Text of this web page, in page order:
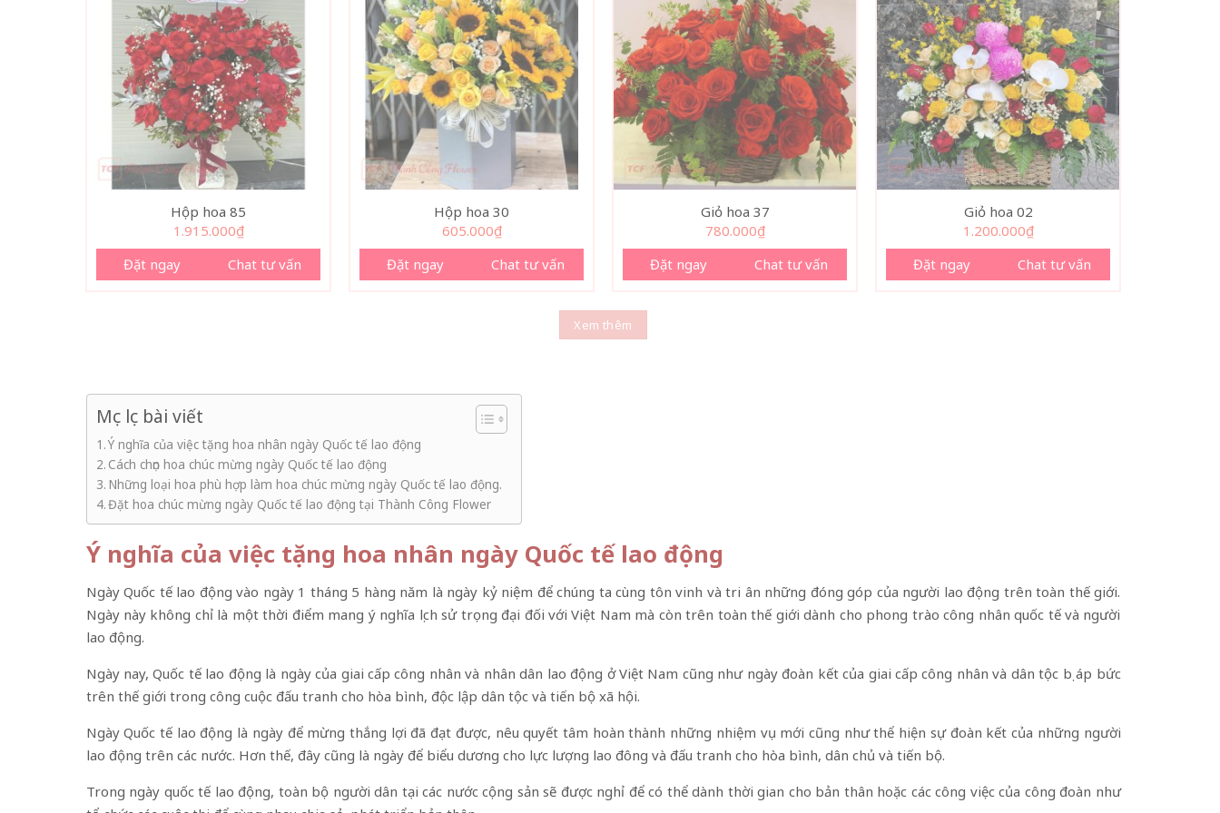
Hộp hoa 85
1.915.000₫
Đặt ngay
Chat tư vấn
Hộp hoa 30
605.000₫
Đặt ngay
Chat tư vấn
Giỏ hoa 37
780.000₫
Đặt ngay
Chat tư vấn
Giỏ hoa 02
1.200.000₫
Đặt ngay
Chat tư vấn
Xem thêm
Mục lục bài viết
Ý nghĩa của việc tặng hoa nhân ngày Quốc tế lao động
Cách chọn hoa chúc mừng ngày Quốc tế lao động
Những loại hoa phù hợp làm hoa chúc mừng ngày Quốc tế lao động.
Đặt hoa chúc mừng ngày Quốc tế lao động tại Thành Công Flower
Ý nghĩa của việc tặng hoa nhân ngày Quốc tế lao động
Ngày Quốc tế lao động vào ngày 1 tháng 5 hàng năm là ngày kỷ niệm để chúng ta cùng tôn vinh và tri ân những đóng góp của người lao động trên toàn thế giới.
Ngày này không chỉ là một thời điểm mang ý nghĩa lịch sử trọng đại đối với Việt Nam mà còn trên toàn thế giới dành cho phong trào công nhân quốc tế và người
lao động.
Ngày nay, Quốc tế lao động là ngày của giai cấp công nhân và nhân dân lao động ở Việt Nam cũng như ngày đoàn kết của giai cấp công nhân và dân tộc bị áp bức
trên thế giới trong công cuộc đấu tranh cho hòa bình, độc lập dân tộc và tiến bộ xã hội.
Ngày Quốc tế lao động là ngày để mừng thắng lợi đã đạt được, nêu quyết tâm hoàn thành những nhiệm vụ mới cũng như thể hiện sự đoàn kết của những người
lao động trên các nước. Hơn thế, đây cũng là ngày để biểu dương cho lực lượng lao đông và đấu tranh cho hòa bình, dân chủ và tiến bộ.
Trong ngày quốc tế lao động, toàn bộ người dân tại các nước cộng sản sẽ được nghỉ để có thể dành thời gian cho bản thân hoặc các công việc của công đoàn như